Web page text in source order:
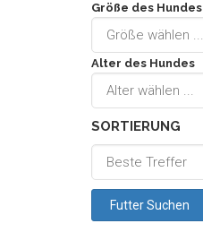
Größe des Hundes
Alter des Hundes
SORTIERUNG